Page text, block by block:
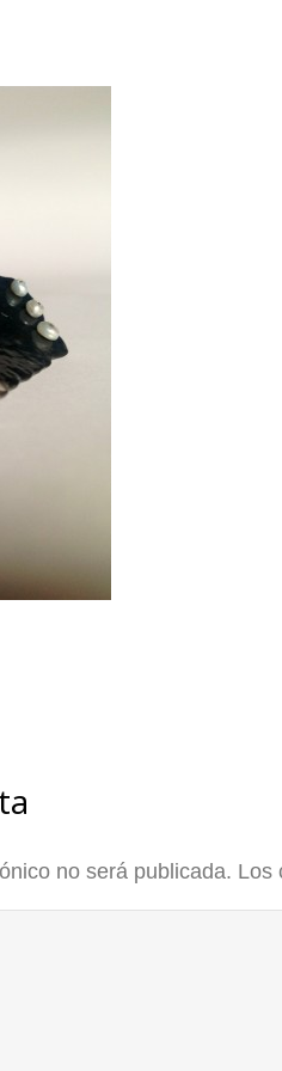
no será publicada. Los